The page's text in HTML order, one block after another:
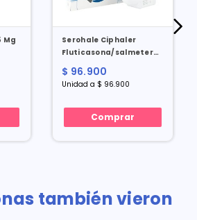
Mg
Serohale Ciphaler
Fluticasona/salmeterol
$ 96.900
Unidad a $ 96.900
Comprar
también vieron